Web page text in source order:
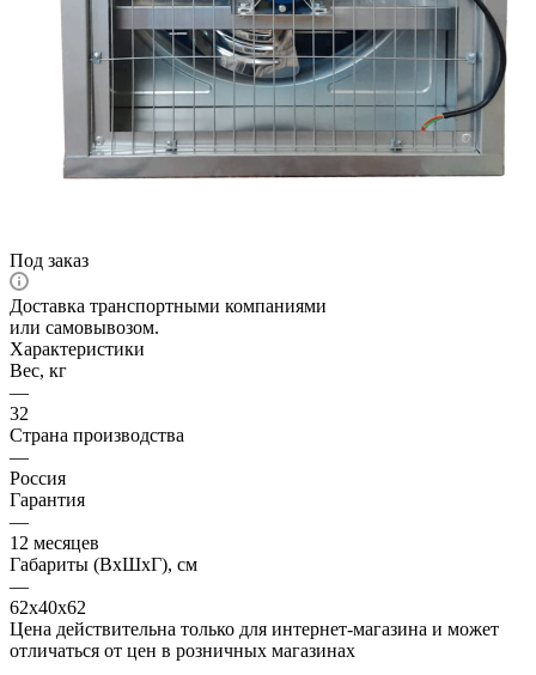
Под заказ
Доставка транспортными компаниями
или самовывозом.
Характеристики
Вес, кг
—
32
Страна производства
—
Россия
Гарантия
—
12 месяцев
Габариты (ВхШхГ), см
—
62х40х62
Цена действительна только для интернет-магазина и может
отличаться от цен в розничных магазинах